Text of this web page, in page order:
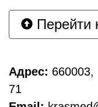
Перейти
Адрес: 660003,
71